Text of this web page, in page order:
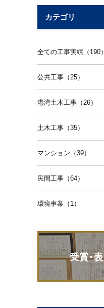
カテゴリ
全ての工事実績（190）
公共工事（25）
港湾土木工事（26）
土木工事（35）
マンション（39）
民間工事（64）
環境事業（1）